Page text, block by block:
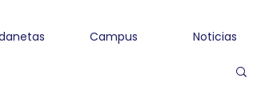
Campus Noticias